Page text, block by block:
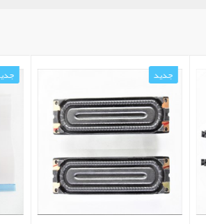
جدید